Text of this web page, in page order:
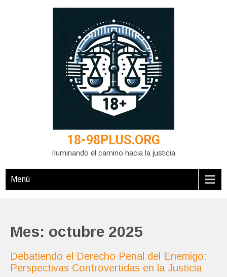
18-98PLUS.ORG
Iluminando el camino hacia la justicia
Menú
Mes: octubre 2025
Debatiendo el Derecho Penal del Enemigo:
Perspectivas Controvertidas en la Justicia